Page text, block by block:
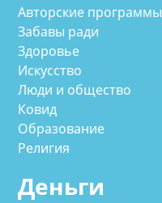
Авторские программы
Забавы ради
Здоровье
Искусство
Люди и общество
Ковид
Образование
Религия
Деньги